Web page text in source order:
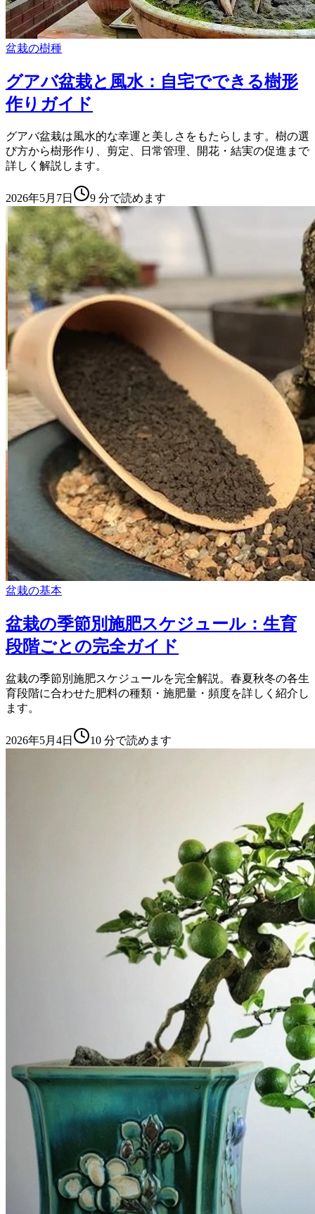
盆栽の樹種
グアバ盆栽と風水：自宅でできる樹形
作りガイド
グアバ盆栽は風水的な幸運と美しさをもたらします。樹の選
び方から樹形作り、剪定、日常管理、開花・結実の促進まで
詳しく解説します。
2026年5月7日 9 分で読めます
盆栽の基本
盆栽の季節別施肥スケジュール：生育
段階ごとの完全ガイド
盆栽の季節別施肥スケジュールを完全解説。春夏秋冬の各生
育段階に合わせた肥料の種類・施肥量・頻度を詳しく紹介し
ます。
2026年5月4日 10 分で読めます